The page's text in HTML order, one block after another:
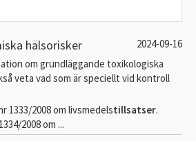
hälsorisker
2024-09-16
om grundläggande toxikologiska
veta vad som är speciellt vid kontroll
1333/2008 om livsmedelstillsatser.
2008 om ...